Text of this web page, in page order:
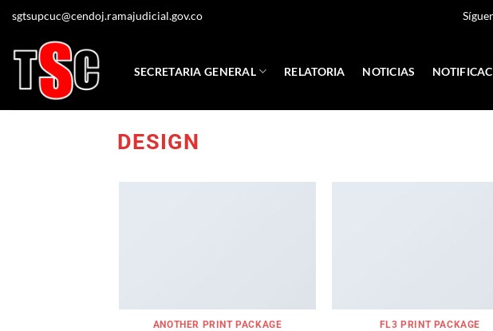
Saltar
contenido
sgtsupcuc@cendoj.ramajudicial.gov.co
SECRETARIA GENERAL RELATORIA NOTICIAS
DESIGN
ANOTHER PRINT PACKAGE FL3 PRINT PACKAGE